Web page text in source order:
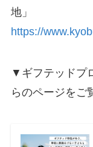
地」
https://
▼ギフテッドプ
らのページをご